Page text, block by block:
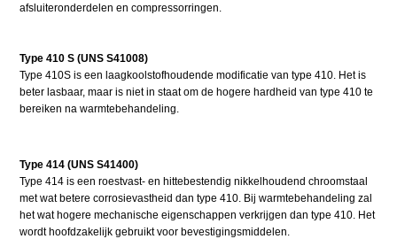
afsluiteronderdelen en compressorringen.
Type 410 S (UNS S41008)
Type 410S is een laagkoolstofhoudende modificatie van type 410. Het is
beter lasbaar, maar is niet in staat om de hogere hardheid van type 410 te
bereiken na warmtebehandeling.
Type 414 (UNS S41400)
Type 414 is een roestvast- en hittebestendig nikkelhoudend chroomstaal
met wat betere corrosievastheid dan type 410. Bij warmtebehandeling zal
het wat hogere mechanische eigenschappen verkrijgen dan type 410. Het
wordt hoofdzakelijk gebruikt voor bevestigingsmiddelen.